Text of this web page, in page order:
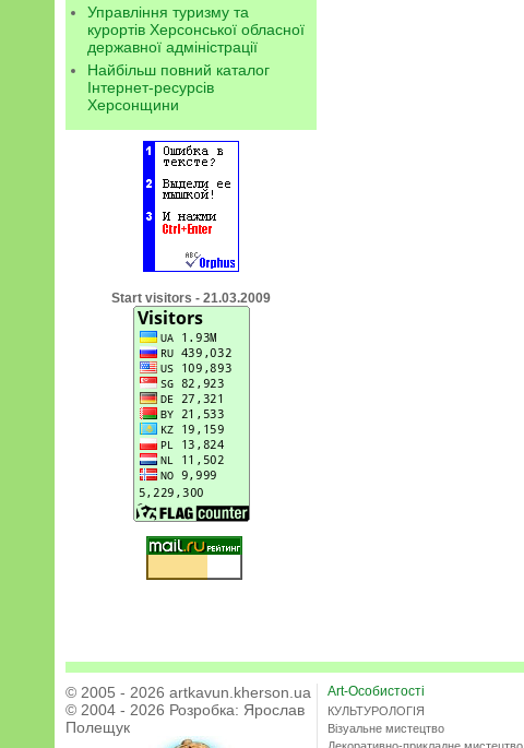
Управління туризму та
курортів Херсонської обласної
державної адміністрації
Найбільш повний каталог
Інтернет-ресурсів
Херсонщини
Start visitors - 21.03.2009
© 2005 - 2026 artkavun.kherson.ua
© 2004 - 2026 Розробка: Ярослав
Полещук
Art-Особистості
КУЛЬТУРОЛОГІЯ
Візуальне мистецтво